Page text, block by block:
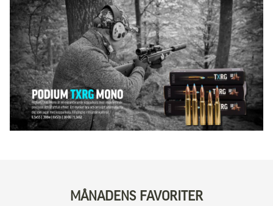
MÅNADENS FAVORITER